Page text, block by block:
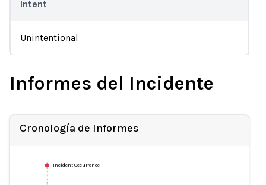
Intent
Unintentional
Informes del Incidente
Cronología de Informes
Incident Occurrence